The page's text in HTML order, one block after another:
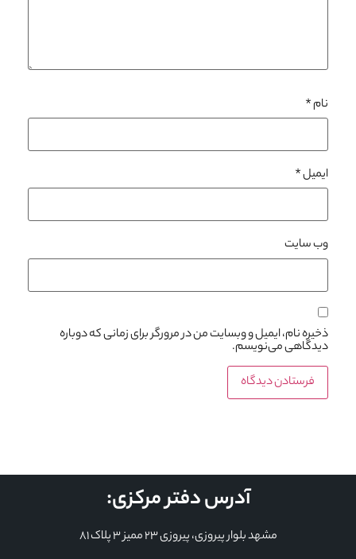
نام*
ایمیل*
وب‌ سایت
ذخیره نام، ایمیل و وبسایت من در مرورگر برای زمانی که دوباره
دیدگاهی می‌نویسم.
آدرس دفتر مرکزی:
مشهد بلوار پیروزی، پیروزی 23 ممیز 3 پلاک 81